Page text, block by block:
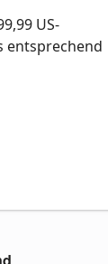
US-
entsprechend